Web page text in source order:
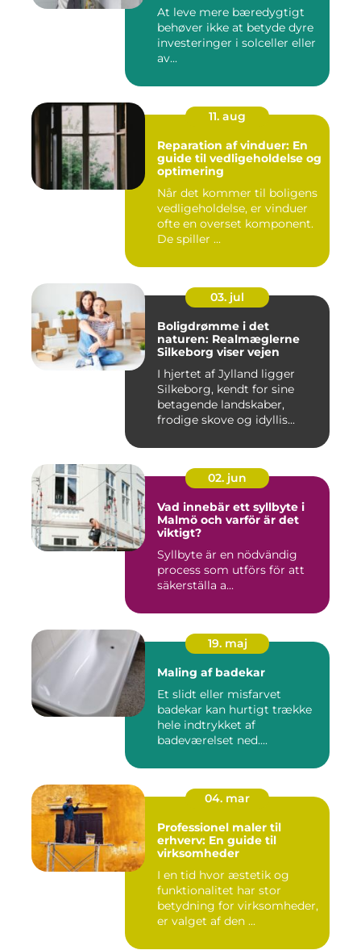
At leve mere bæredygtigt
behøver ikke at betyde dyre
investeringer i solceller eller
av...
11. aug
Reparation af vinduer: En
guide til vedligeholdelse og
optimering
Når det kommer til boligens
vedligeholdelse, er vinduer
ofte en overset komponent.
De spiller ...
03. jul
Boligdrømme i det
naturen: Realmæglerne
Silkeborg viser vejen
I hjertet af Jylland ligger
Silkeborg, kendt for sine
betagende landskaber,
frodige skove og idyllis...
02. jun
Vad innebär ett syllbyte i
Malmö och varför är det
viktigt?
Syllbyte är en nödvändig
process som utförs för att
säkerställa a...
19. maj
Maling af badekar
Et slidt eller misfarvet
badekar kan hurtigt trække
hele indtrykket af
badeværelset ned....
04. mar
Professionel maler til
erhverv: En guide til
virksomheder
I en tid hvor æstetik og
funktionalitet har stor
betydning for virksomheder,
er valget af den ...